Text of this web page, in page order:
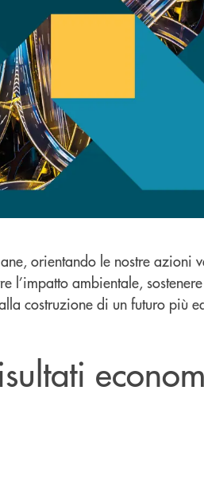
orientando le nostre azioni
ambientale,
costruzione di un futuro più